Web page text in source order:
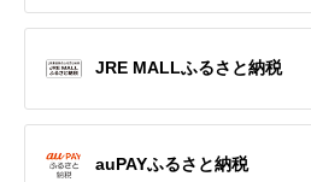
JRE MALLふるさと納税
auPAYふるさと納税